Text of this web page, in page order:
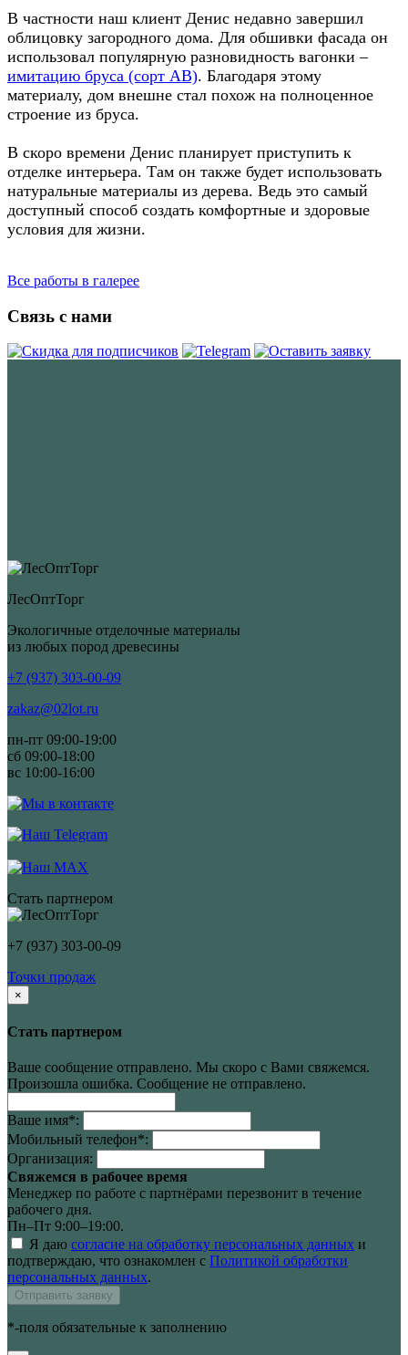
В частности наш клиент Денис недавно завершил
облицовку загородного дома. Для обшивки фасада он
использовал популярную разновидность вагонки –
имитацию бруса (сорт AB). Благодаря этому
материалу, дом внешне стал похож на полноценное
строение из бруса.
В скоро времени Денис планирует приступить к
отделке интерьера. Там он также будет использовать
натуральные материалы из дерева. Ведь это самый
доступный способ создать комфортные и здоровые
условия для жизни.
Все работы в галерее
Связь с нами
ЛесОптТорг
Экологичные отделочные материалы
из любых пород древесины
+7 (937) 303-00-09
zakaz@02lot.ru
пн-пт 09:00-19:00
сб 09:00-18:00
вс 10:00-16:00
Стать партнером
+7 (937) 303-00-09
Точки продаж
×
Стать партнером
Ваше сообщение отправлено. Мы скоро с Вами свяжемся.
Произошла ошибка. Сообщение не отправлено.
Ваше имя*:
Мобильный телефон*:
Организация:
Свяжемся в рабочее время
Менеджер по работе с партнёрами перезвонит в течение
рабочего дня.
Пн–Пт 9:00–19:00.
Я даю согласие на обработку персональных данных и
подтверждаю, что ознакомлен с Политикой обработки
персональных данных.
Отправить заявку
*-поля обязательные к заполнению